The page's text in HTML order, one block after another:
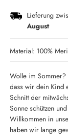
Lieferung
August
Material: 100%
Wolle im
dass wir dein Kind
Schnitt der
Sonne schützen
Willkommen in
haben wir lange